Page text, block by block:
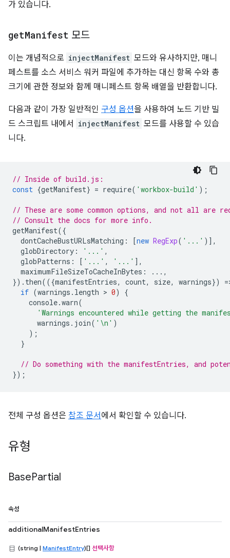
가 있습니다.
getManifest 모드
이는 개념적으로 injectManifest 모드와 유사하지만, 매니
페스트를 소스 서비스 워커 파일에 추가하는 대신 항목 수와 총
크기에 관한 정보와 함께 매니페스트 항목 배열을 반환합니다.
다음과 같이 가장 일반적인 구성 옵션을 사용하여 노드 기반 빌
드 스크립트 내에서
injectManifest 모드를 사용할 수 있습
니다.
// Inside of build.js:
const {getManifest} = require( 'workbox-build' );
// These are some common options, and not all are
// Consult the docs for more info.
getManifest({
dontCacheBustURLsMatching : [new RegExp( '...' )],
globDirectory : '...' ,
globPatterns : [ '...' , '...' ],
maximumFileSizeToCacheInBytes :
...,
}). then(({manifestEntries, count, size, warnings}) =
if (warnings . length > 0)
{
console.warn(
'Warnings encountered while getting the
warnings . join( '\n' )
);
}
// Do something with the manifestEntries, and
});
전체 구성 옵션은 참조 문서 에서 확인할 수 있습니다.
유형
BasePartial
속성
additionalManifestEntries
(string | ManifestEntry)[] 선택사항